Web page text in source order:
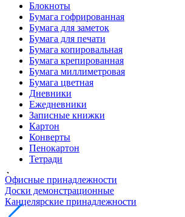
Блокноты
Бумага гофрированная
Бумага для заметок
Бумага для печати
Бумага копировальная
Бумага крепированная
Бумага миллиметровая
Бумага цветная
Дневники
Ежедневники
Записные книжки
Картон
Конверты
Пенокартон
Тетради
Офисные принадлежности
Доски демонстрационные
Канцелярские принадлежности